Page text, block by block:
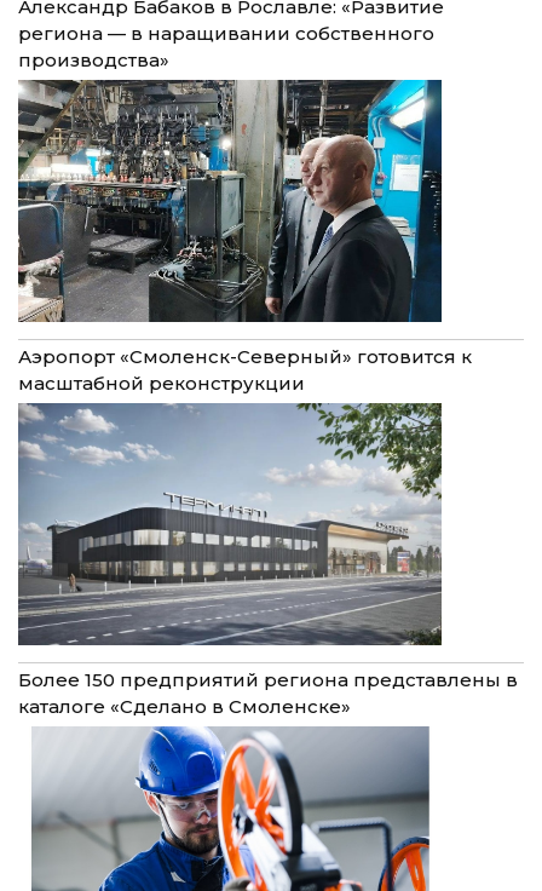
Александр Бабаков в Рославле: «Развитие
региона — в наращивании собственного
производства»
Аэропорт «Смоленск-Северный» готовится к
масштабной реконструкции
Более 150 предприятий региона представлены в
каталоге «Сделано в Смоленске»